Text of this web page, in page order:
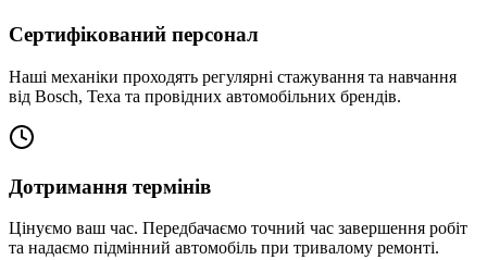
Сертифікований персонал
Наші механіки проходять регулярні стажування та навчання
від Bosch, Texa та провідних автомобільних брендів.
Дотримання термінів
Цінуємо ваш час. Передбачаємо точний час завершення робіт
та надаємо підмінний автомобіль при тривалому ремонті.